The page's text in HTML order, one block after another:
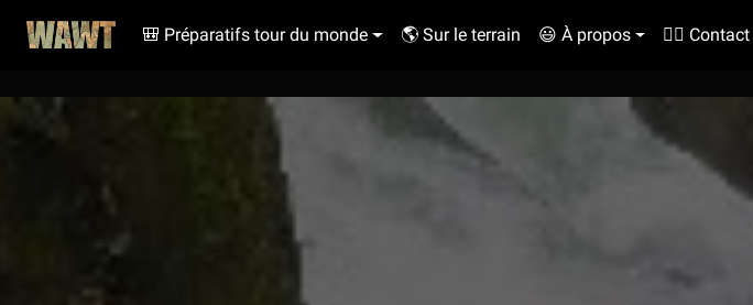
🎒 Préparatifs tour du monde 🌎 Sur le terrain 😃 À propos ✍🏼 Contact